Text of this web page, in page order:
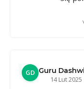
GD Guru
14 Lut 2025